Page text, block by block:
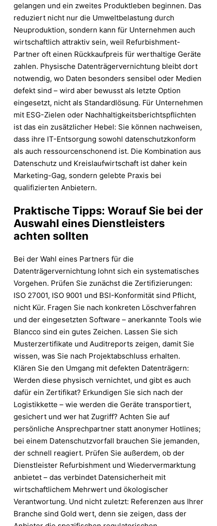
gelangen und ein zweites Produktleben beginnen. Das
reduziert nicht nur die Umweltbelastung durch
Neuproduktion, sondern kann für Unternehmen auch
wirtschaftlich attraktiv sein, weil Refurbishment-
Partner oft einen Rückkaufpreis für werthaltige Geräte
zahlen. Physische Datenträgervernichtung bleibt dort
notwendig, wo Daten besonders sensibel oder Medien
defekt sind – wird aber bewusst als letzte Option
eingesetzt, nicht als Standardlösung. Für Unternehmen
mit ESG-Zielen oder Nachhaltigkeitsberichtspflichten
ist das ein zusätzlicher Hebel: Sie können nachweisen,
dass ihre IT-Entsorgung sowohl datenschutzkonform
als auch ressourcenschonend ist. Die Kombination aus
Datenschutz und Kreislaufwirtschaft ist daher kein
Marketing-Gag, sondern gelebte Praxis bei
qualifizierten Anbietern.
Praktische Tipps: Worauf Sie bei der
Auswahl eines Dienstleisters
achten sollten
Bei der Wahl eines Partners für die
Datenträgervernichtung lohnt sich ein systematisches
Vorgehen. Prüfen Sie zunächst die Zertifizierungen:
ISO 27001, ISO 9001 und BSI-Konformität sind Pflicht,
nicht Kür. Fragen Sie nach konkreten Löschverfahren
und der eingesetzten Software – anerkannte Tools wie
Blancco sind ein gutes Zeichen. Lassen Sie sich
Musterzertifikate und Auditreports zeigen, damit Sie
wissen, was Sie nach Projektabschluss erhalten.
Klären Sie den Umgang mit defekten Datenträgern:
Werden diese physisch vernichtet, und gibt es auch
dafür ein Zertifikat? Erkundigen Sie sich nach der
Logistikkette – wie werden die Geräte transportiert,
gesichert und wer hat Zugriff? Achten Sie auf
persönliche Ansprechpartner statt anonymer Hotlines;
bei einem Datenschutzvorfall brauchen Sie jemanden,
der schnell reagiert. Prüfen Sie außerdem, ob der
Dienstleister Refurbishment und Wiedervermarktung
anbietet – das verbindet Datensicherheit mit
wirtschaftlichem Mehrwert und ökologischer
Verantwortung. Und nicht zuletzt: Referenzen aus Ihrer
Branche sind Gold wert, denn sie zeigen, dass der